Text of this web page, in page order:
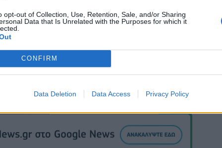
opt-out of Collection, Use, Retention, Sale, and/or Sharing
Data that Is Unrelated with the Purposes for which it
CONFIRM
Data Deletion Data Access Privacy Policy